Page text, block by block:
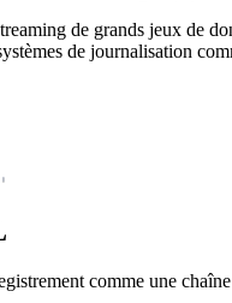
de grands jeux de
de journalisation
'
comme une